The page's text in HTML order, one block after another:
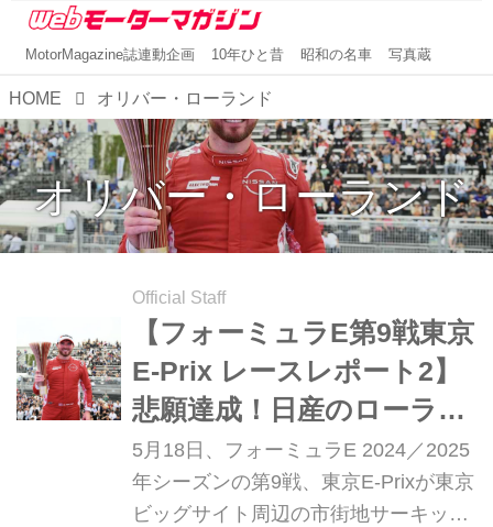
MotorMagazine誌連動企画 10年ひと昔 昭和の名車 写真蔵
HOME オリバー・ローランド
オリバー・ローランド
Official Staff
【フォーミュラE第9戦東京
E-Prix レースレポート2】
悲願達成！日産のローラン
ドが東京E-Prix初優勝
5月18日、フォーミュラE 2024／2025
年シーズンの第9戦、東京E-Prixが東京
ビッグサイト周辺の市街地サーキット